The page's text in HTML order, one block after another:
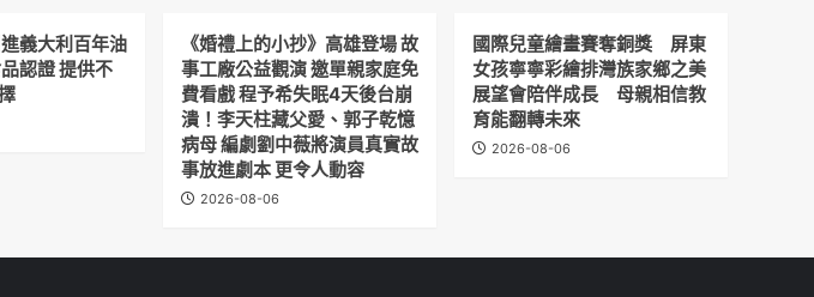
義大利百年油
認證 提供不
《婚禮上的小抄》高雄登場 故
事工廠公益觀演 邀單親家庭免
費看戲 程予希失眠4天後台崩
潰！李天柱藏父愛、郭子乾憶
病母 編劇劉中薇將演員真實故
事放進劇本 更令人動容
2026-08-06
國際兒童繪畫賽奪銅獎 屏東
女孩寧寧彩繪排灣族家鄉之美
展望會陪伴成長 母親相信教
育能翻轉未來
2026-08-06